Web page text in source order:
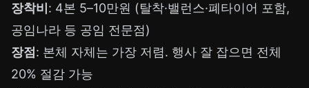
장착비 : 4본 5–10만원 (탈착·밸런스·폐타이어 포함,
공임나라 등 공임 전문점)
장점 : 본체 자체는 가장 저렴. 행사 잘 잡으면 전체
20% 절감 가능